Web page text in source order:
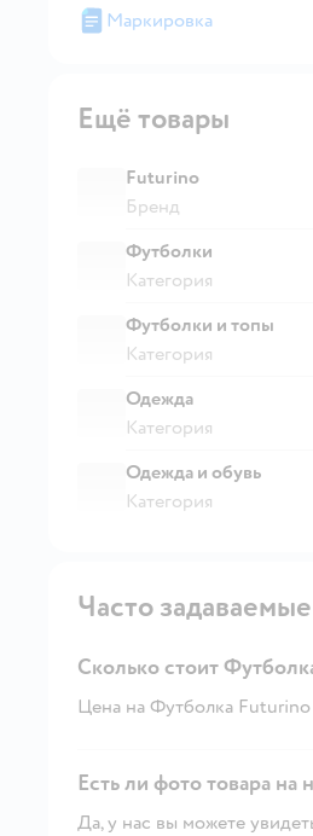
Маркировка
Ещё товары
Futurino
Бренд
Футболки
Категория
Футболки и топы
Категория
Одежда
Категория
Одежда и обувь
Категория
Часто
Сколько стоит
Цена на Футболка Futurino
Есть ли фото товара на
Да, у нас вы можете